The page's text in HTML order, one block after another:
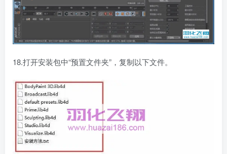
18.打开安装包中“预置文件夹”，复制以下文件。